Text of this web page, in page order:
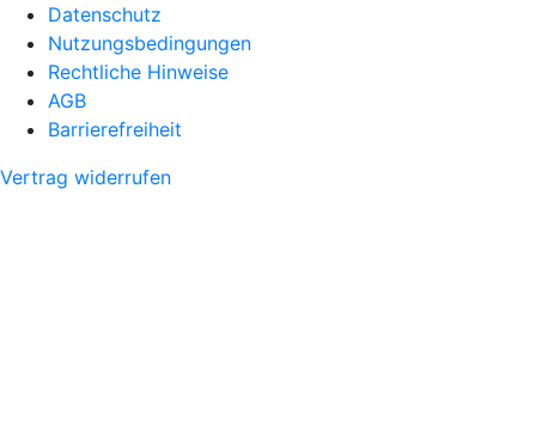
Datenschutz
Nutzungsbedingungen
Rechtliche Hinweise
AGB
Barrierefreiheit
Vertrag widerrufen